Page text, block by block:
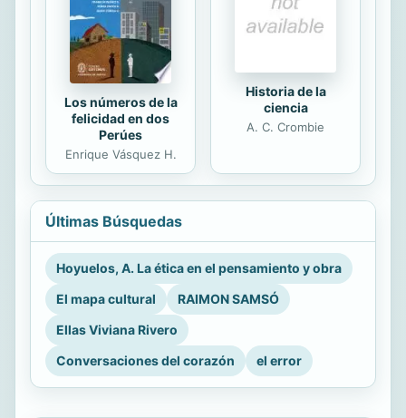
Los números de la
felicidad en dos
Perúes
Enrique Vásquez H.
Historia de la
ciencia
A. C. Crombie
Últimas Búsquedas
Hoyuelos, A. La ética en el pensamiento y obra
El mapa cultural
RAIMON SAMSÓ
Ellas Viviana Rivero
Conversaciones del corazón
el error